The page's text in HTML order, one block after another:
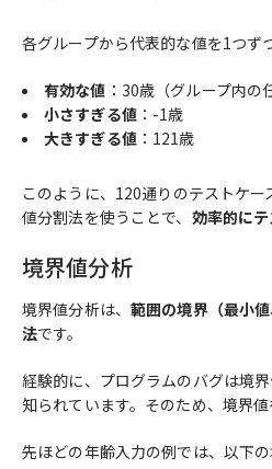
各グループから代表的な値を1つず
有効な値 ：30歳（グループ内の
小さすぎる値：-1歳
大きすぎる値：121歳
このように、120通りのテストケ
値分割法を使うことで、 効率的に
境界値分析
境界値分析は、 範囲の境界（最小
法です。
経験的に、プログラムのバグは境
知られています。そのため、境界値
先ほどの年齢入力の例では、以下